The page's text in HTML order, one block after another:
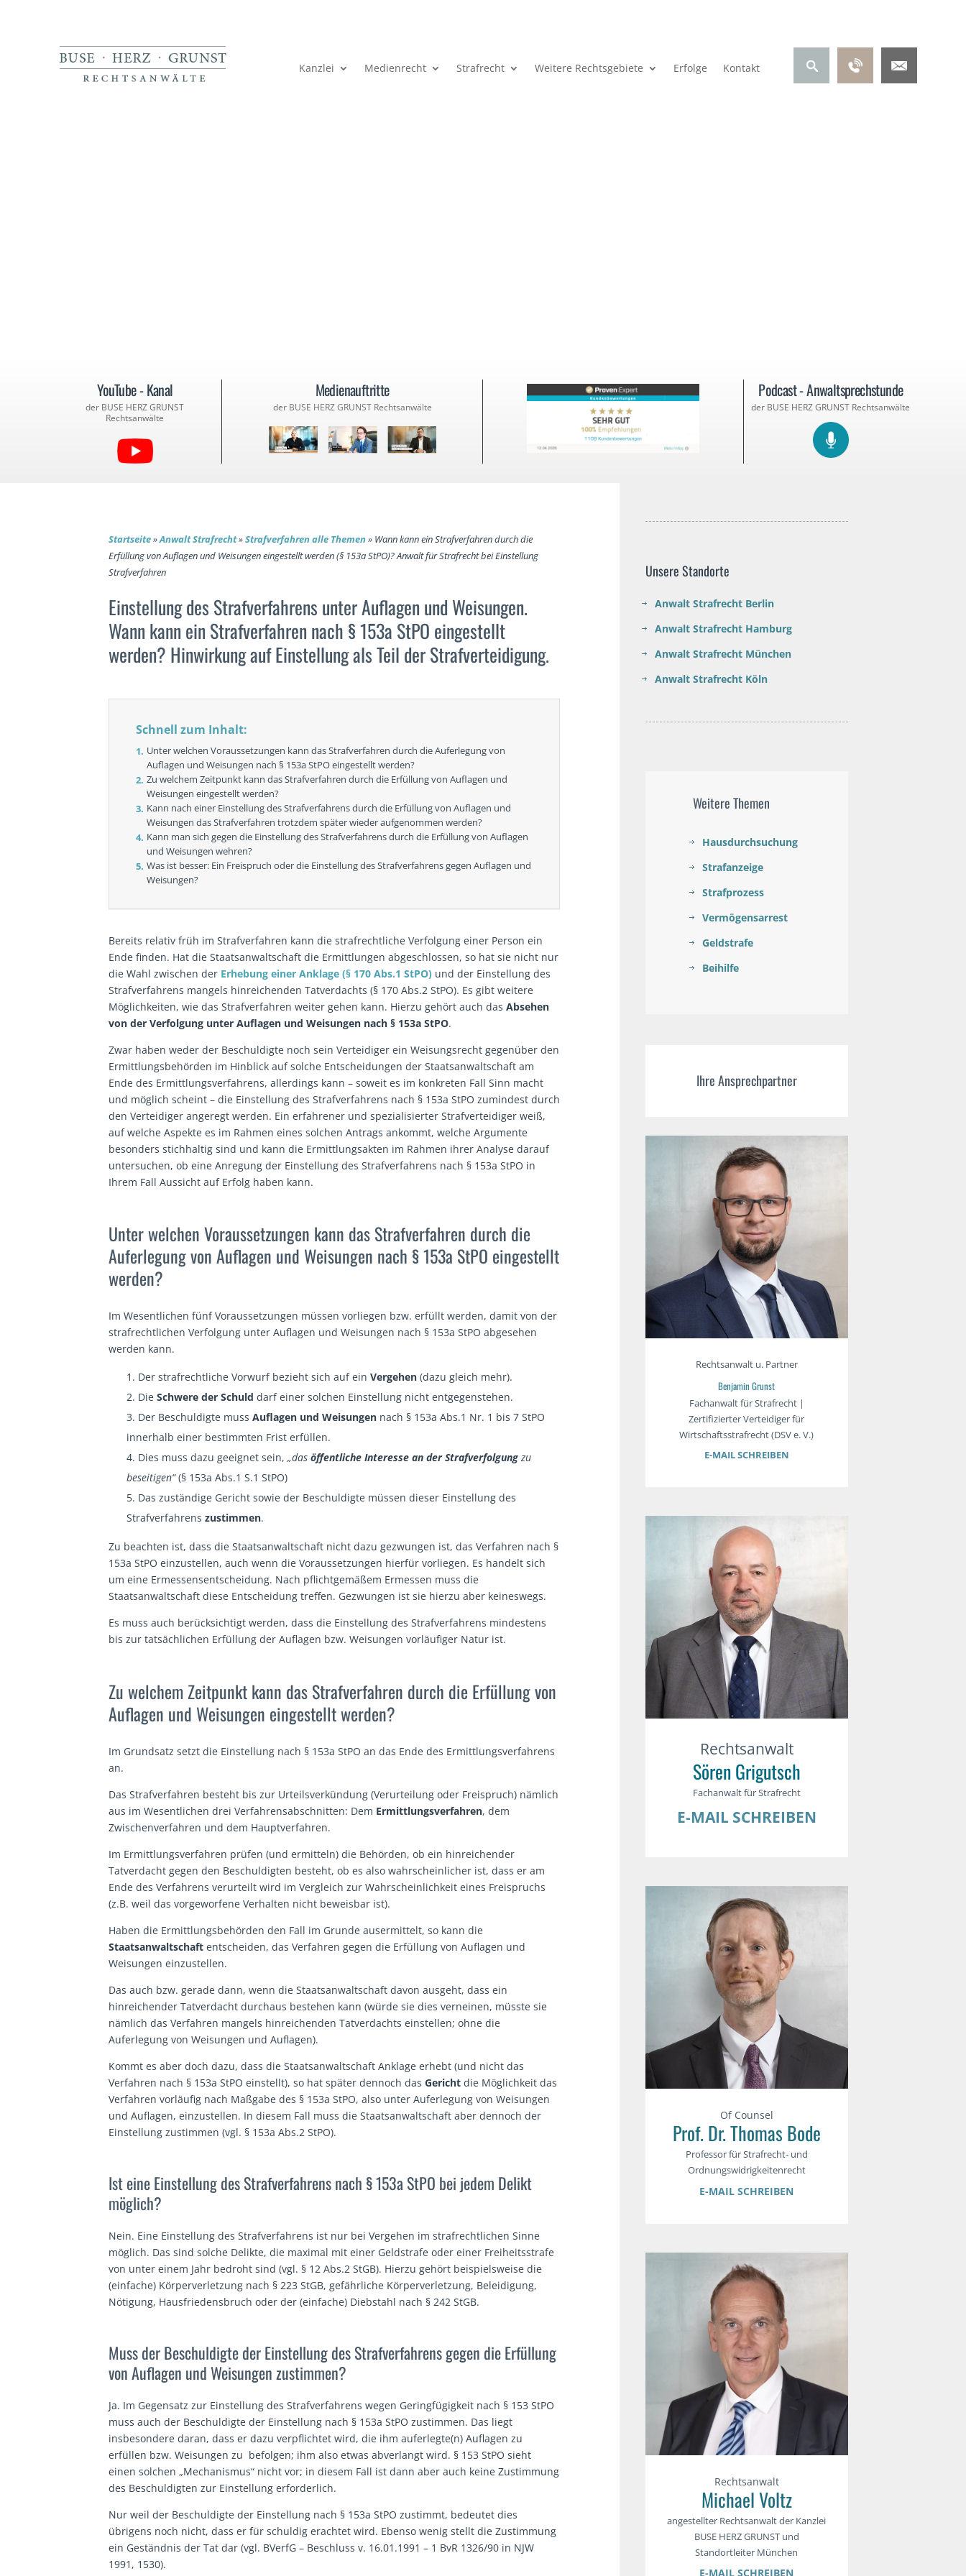
Kanzlei Medienrecht Strafrecht Weitere Rechtsgebiete Erfolge Kontakt
YouTube - Kanal
der BUSE HERZ GRUNST
Rechtsanwälte
Medienauftritte
der BUSE HERZ GRUNST Rechtsanwälte
Podcast - Anwaltsprechstunde
der BUSE HERZ GRUNST Rechtsanwälte
Startseite»Anwalt Strafrecht»Strafverfahren alle Themen » Wann kann ein Strafverfahren durch die
Erfüllung von Auflagen und Weisungen eingestellt werden (§ 153a StPO)? Anwalt für Strafrecht bei Einstellung
Strafverfahren
Einstellung des Strafverfahrens unter Auflagen und Weisungen.
Wann kann ein Strafverfahren nach § 153a StPO eingestellt
werden? Hinwirkung auf Einstellung als Teil der Strafverteidigung.
Schnell zum Inhalt:
Unter welchen Voraussetzungen kann das Strafverfahren durch die Auferlegung von
Auflagen und Weisungen nach § 153a StPO eingestellt werden?
Zu welchem Zeitpunkt kann das Strafverfahren durch die Erfüllung von Auflagen und
Weisungen eingestellt werden?
Kann nach einer Einstellung des Strafverfahrens durch die Erfüllung von Auflagen und
Weisungen das Strafverfahren trotzdem später wieder aufgenommen werden?
Kann man sich gegen die Einstellung des Strafverfahrens durch die Erfüllung von Auflagen
und Weisungen wehren?
Was ist besser: Ein Freispruch oder die Einstellung des Strafverfahrens gegen Auflagen und
Weisungen?
Bereits relativ früh im Strafverfahren kann die strafrechtliche Verfolgung einer Person ein
Ende finden. Hat die Staatsanwaltschaft die Ermittlungen abgeschlossen, so hat sie nicht nur
die Wahl zwischen der Erhebung einer Anklage(§ 170 Abs.1 StPO) und der Einstellung des
Strafverfahrens mangels hinreichenden Tatverdachts (§ 170 Abs.2 StPO). Es gibt weitere
Möglichkeiten, wie das Strafverfahren weiter gehen kann. Hierzu gehört auch dasAbsehen
von der Verfolgung unter Auflagen und Weisungen nach § 153a StPO.
Zwar haben weder der Beschuldigte noch sein Verteidiger ein Weisungsrecht gegenüber den
Ermittlungsbehörden im Hinblick auf solche Entscheidungen der Staatsanwaltschaft am
Ende des Ermittlungsverfahrens, allerdings kann – soweit es im konkreten Fall Sinn macht
und möglich scheint – die Einstellung des Strafverfahrens nach § 153a StPO zumindest durch
den Verteidiger angeregt werden. Ein erfahrener und spezialisierter Strafverteidiger weiß,
auf welche Aspekte es im Rahmen eines solchen Antrags ankommt, welche Argumente
besonders stichhaltig sind und kann die Ermittlungsakten im Rahmen ihrer Analyse darauf
untersuchen, ob eine Anregung der Einstellung des Strafverfahrens nach § 153a StPO in
Ihrem Fall Aussicht auf Erfolg haben kann.
Unter welchen Voraussetzungen kann das Strafverfahren durch die
Auferlegung von Auflagen und Weisungen nach § 153a StPO eingestellt
werden?
Im Wesentlichen fünf Voraussetzungen müssen vorliegen bzw. erfüllt werden, damit von der
strafrechtlichen Verfolgung unter Auflagen und Weisungen nach § 153a StPO abgesehen
werden kann.
Der strafrechtliche Vorwurf bezieht sich auf einVergehen (dazu gleich mehr).
DieSchwere der Schuld darf einer solchen Einstellung nicht entgegenstehen.
Der Beschuldigte mussAuflagen und Weisungen nach § 153a Abs.1 Nr. 1 bis 7 StPO
innerhalb einer bestimmten Frist erfüllen.
Dies muss dazu geeignet sein,„dasöffentliche Interesse an der Strafverfolgung zu
beseitigen“(§ 153a Abs.1 S.1 StPO)
Das zuständige Gericht sowie der Beschuldigte müssen dieser Einstellung des
Strafverfahrenszustimmen.
Zu beachten ist, dass die Staatsanwaltschaft nicht dazu gezwungen ist, das Verfahren nach §
153a StPO einzustellen, auch wenn die Voraussetzungen hierfür vorliegen. Es handelt sich
um eine Ermessensentscheidung. Nach pflichtgemäßem Ermessen muss die
Staatsanwaltschaft diese Entscheidung treffen. Gezwungen ist sie hierzu aber keineswegs.
Es muss auch berücksichtigt werden, dass die Einstellung des Strafverfahrens mindestens
bis zur tatsächlichen Erfüllung der Auflagen bzw. Weisungen vorläufiger Natur ist.
Zu welchem Zeitpunkt kann das Strafverfahren durch die Erfüllung von
Auflagen und Weisungen eingestellt werden?
Im Grundsatz setzt die Einstellung nach § 153a StPO an das Ende des Ermittlungsverfahrens
an.
Das Strafverfahren besteht bis zur Urteilsverkündung (Verurteilung oder Freispruch) nämlich
aus im Wesentlichen drei Verfahrensabschnitten: Dem Ermittlungsverfahren, dem
Zwischenverfahren und dem Hauptverfahren.
Im Ermittlungsverfahren prüfen (und ermitteln) die Behörden, ob ein hinreichender
Tatverdacht gegen den Beschuldigten besteht, ob es also wahrscheinlicher ist, dass er am
Ende des Verfahrens verurteilt wird im Vergleich zur Wahrscheinlichkeit eines Freispruchs
(z.B. weil das vorgeworfene Verhalten nicht beweisbar ist).
Haben die Ermittlungsbehörden den Fall im Grunde ausermittelt, so kann die
Staatsanwaltschaft entscheiden, das Verfahren gegen die Erfüllung von Auflagen und
Weisungen einzustellen.
Das auch bzw. gerade dann, wenn die Staatsanwaltschaft davon ausgeht, dass ein
hinreichender Tatverdacht durchaus bestehen kann (würde sie dies verneinen, müsste sie
nämlich das Verfahren mangels hinreichenden Tatverdachts einstellen; ohne die
Auferlegung von Weisungen und Auflagen).
Kommt es aber doch dazu, dass die Staatsanwaltschaft Anklage erhebt (und nicht das
Verfahren nach § 153a StPO einstellt), so hat später dennoch dasGericht die Möglichkeit das
Verfahren vorläufig nach Maßgabe des § 153a StPO, also unter Auferlegung von Weisungen
und Auflagen, einzustellen. In diesem Fall muss die Staatsanwaltschaft aber dennoch der
Einstellung zustimmen (vgl. § 153a Abs.2 StPO).
Ist eine Einstellung des Strafverfahrens nach § 153a StPO bei jedem Delikt
möglich?
Nein. Eine Einstellung des Strafverfahrens ist nur bei Vergehen im strafrechtlichen Sinne
möglich. Das sind solche Delikte, die maximal mit einer Geldstrafe oder einer Freiheitsstrafe
von unter einem Jahr bedroht sind (vgl. § 12 Abs.2 StGB). Hierzu gehört beispielsweise die
(einfache) Körperverletzung nach § 223 StGB, gefährliche Körperverletzung, Beleidigung,
Nötigung, Hausfriedensbruch oder der (einfache) Diebstahl nach § 242 StGB.
Muss der Beschuldigte der Einstellung des Strafverfahrens gegen die Erfüllung
von Auflagen und Weisungen zustimmen?
Ja. Im Gegensatz zur Einstellung des Strafverfahrens wegen Geringfügigkeit nach § 153 StPO
muss auch der Beschuldigte der Einstellung nach § 153a StPO zustimmen. Das liegt
insbesondere daran, dass er dazu verpflichtet wird, die ihm auferlegte(n) Auflagen zu
erfüllen bzw. Weisungen zu befolgen; ihm also etwas abverlangt wird. § 153 StPO sieht
einen solchen „Mechanismus“ nicht vor; in diesem Fall ist dann aber auch keine Zustimmung
des Beschuldigten zur Einstellung erforderlich.
Nur weil der Beschuldigte der Einstellung nach § 153a StPO zustimmt, bedeutet dies
übrigens noch nicht, dass er für schuldig erachtet wird. Ebenso wenig stellt die Zustimmung
ein Geständnis der Tat dar (vgl. BVerfG – Beschluss v. 16.01.1991 – 1 BvR 1326/90 in NJW
1991, 1530).
Unsere Standorte
Anwalt Strafrecht Berlin
Anwalt Strafrecht Hamburg
Anwalt Strafrecht München
Anwalt Strafrecht Köln
Weitere Themen
Hausdurchsuchung
Strafanzeige
Strafprozess
Vermögensarrest
Geldstrafe
Beihilfe
Ihre Ansprechpartner
Rechtsanwalt u. Partner
Benjamin Grunst
Fachanwalt für Strafrecht |
Zertifizierter Verteidiger für
Wirtschaftsstrafrecht (DSV e. V.)
E-MAIL SCHREIBEN
Rechtsanwalt
Sören Grigutsch
Fachanwalt für Strafrecht
E-MAIL SCHREIBEN
Of Counsel
Prof. Dr. Thomas Bode
Professor für Strafrecht- und
Ordnungswidrigkeitenrecht
E-MAIL SCHREIBEN
Rechtsanwalt
Michael Voltz
angestellter Rechtsanwalt der Kanzlei
BUSE HERZ GRUNST und
Standortleiter München